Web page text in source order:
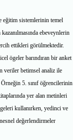
eğitim sistemlerinin temel
ebeveynlerin
ettikleri görülmektedir.
ögeler barındıran bir anket
veriler betimsel analiz ile
Örneğin 5. sınıf öğrencilerinin
yer alan metinleri
kullanırken, yedinci ve
değerlendirmeler